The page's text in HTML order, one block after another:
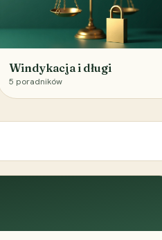
Windykacja i długi
5 poradników